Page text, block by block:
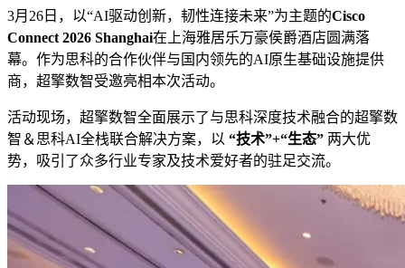
3月26日，以“AI驱动创新，韧性连接未来”为主题的Cisco
Connect 2026 Shanghai在上海雅居乐万豪侯爵酒店圆满落
幕。作为思科的合作伙伴与国内领先的AI原生基础设施提供
商，超擎数智受邀亮相本次活动。
活动现场，超擎数智全面展示了与思科深度技术融合的超擎数
智＆思科AI全栈联合解决方案，以 “技术”+“生态” 两大优
势，吸引了众多行业专家及技术爱好者的驻足交流。